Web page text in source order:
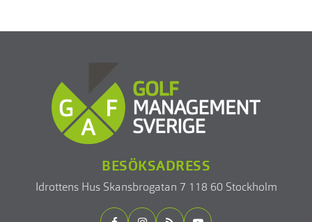
BESÖKSADRESS
Idrottens HusSkansbrogatan 7 118 60 Stockholm